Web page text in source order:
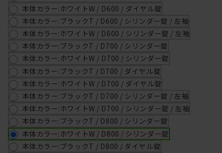
本体カラー:ホワイトW / D600 / ダイヤル錠
本体カラー:ブラックT / D600 / シリンダー錠 / 左袖
本体カラー:ホワイトW / D600 / シリンダー錠 / 左袖
本体カラー:ブラックT / D700 / シリンダー錠
本体カラー:ホワイトW / D700 / シリンダー錠
本体カラー:ブラックT / D700 / ダイヤル錠
本体カラー:ホワイトW / D700 / ダイヤル錠
本体カラー:ブラックT / D700 / シリンダー錠 / 左袖
本体カラー:ホワイトW / D700 / シリンダー錠 / 左袖
本体カラー:ブラックT / D800 / シリンダー錠
本体カラー:ホワイトW / D800 / シリンダー錠
本体カラー:ブラックT / D800 / ダイヤル錠